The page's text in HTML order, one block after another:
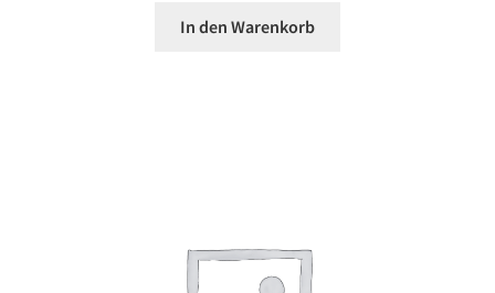
In den Warenkorb